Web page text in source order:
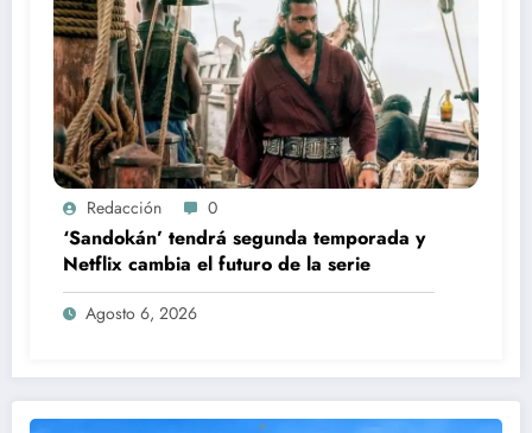
Redacción 0
‘Sandokán’ tendrá segunda temporada y
Netflix cambia el futuro de la serie
Agosto 6, 2026